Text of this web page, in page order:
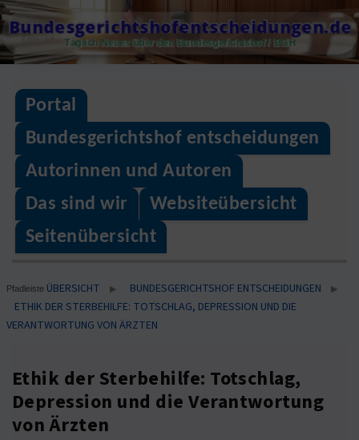
Skip
to
content
Bundesgerichtshofentscheidungen.de
Täglich Neues über den Bundesgerichtshof / BGH
Portal
Bundesgerichtshof entscheidungen
Autorinnen und Autoren
Das sind wir
Websiteübersicht
Seitenübersicht
Pfadleiste ÜBERSICHT ▶ BUNDESGERICHTSHOF ENTSCHEIDUNGEN ▶
ETHIK DER STERBEHILFE: TOTSCHLAG, DEPRESSION UND DIE
VERANTWORTUNG VON ÄRZTEN
Ethik der Sterbehilfe: Totschlag,
Depression und die Verantwortung
von Ärzten